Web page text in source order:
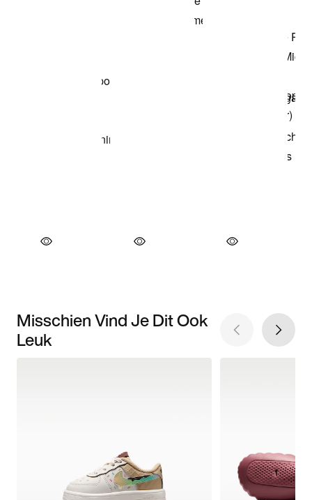
Misschien Vind Je Dit Ook
Leuk